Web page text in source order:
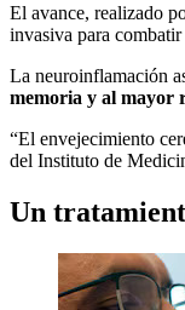
El avance, realizado
invasiva para
La neuroinflamación
memoria y al mayor
“El envejecimiento
del Instituto de
Un